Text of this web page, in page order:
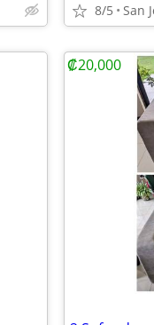
8/5 San
₡20,000